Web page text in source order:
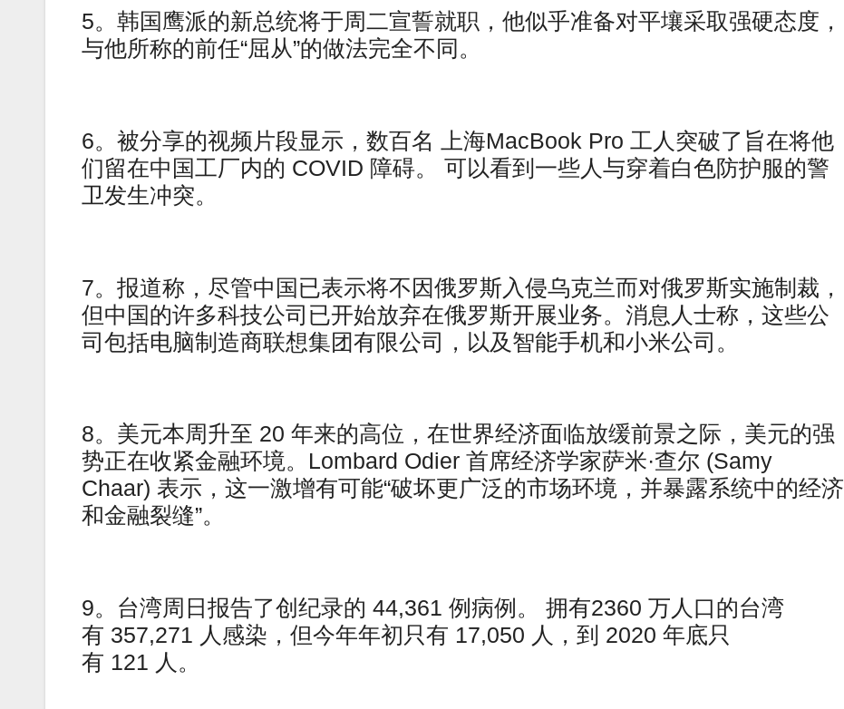
5。韩国鹰派的新总统将于周二宣誓就职，他似乎准备对平壤采取强硬态度，
与他所称的前任“屈从”的做法完全不同。
6。被分享的视频片段显示，数百名 上海MacBook Pro 工人突破了旨在将他
们留在中国工厂内的 COVID 障碍。 可以看到一些人与穿着白色防护服的警
卫发生冲突。
7。报道称，尽管中国已表示将不因俄罗斯入侵乌克兰而对俄罗斯实施制裁，
但中国的许多科技公司已开始放弃在俄罗斯开展业务。消息人士称，这些公
司包括电脑制造商联想集团有限公司，以及智能手机和小米公司。
8。美元本周升至 20 年来的高位，在世界经济面临放缓前景之际，美元的强
势正在收紧金融环境。Lombard Odier 首席经济学家萨米·查尔 (Samy
Chaar) 表示，这一激增有可能“破坏更广泛的市场环境，并暴露系统中的经济
和金融裂缝”。
9。台湾周日报告了创纪录的 44,361 例病例。 拥有2360 万人口的台湾
有 357,271 人感染，但今年年初只有 17,050 人，到 2020 年底只
有 121 人。